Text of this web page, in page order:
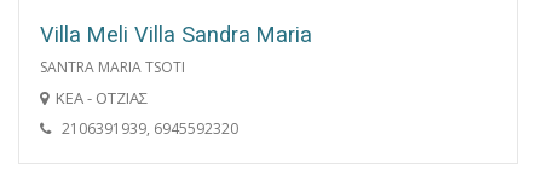
Villa Meli Villa Sandra Maria
SANTRA MARIA TSOTI
ΚΕΑ - ΟΤΖΙΑΣ
2106391939, 6945592320